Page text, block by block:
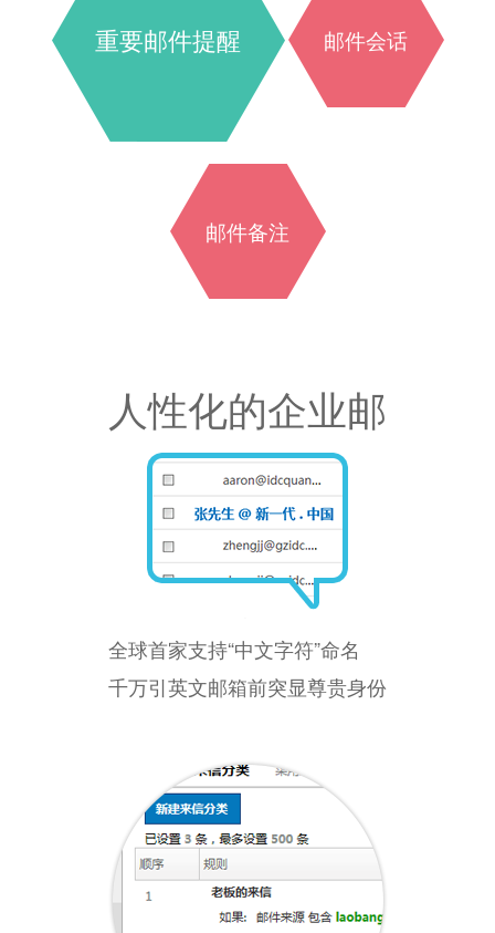
重要邮件提醒 邮件会话
邮件备注
人性化的企业邮
全球首家支持“中文字符”命名
千万引英文邮箱前突显尊贵身份